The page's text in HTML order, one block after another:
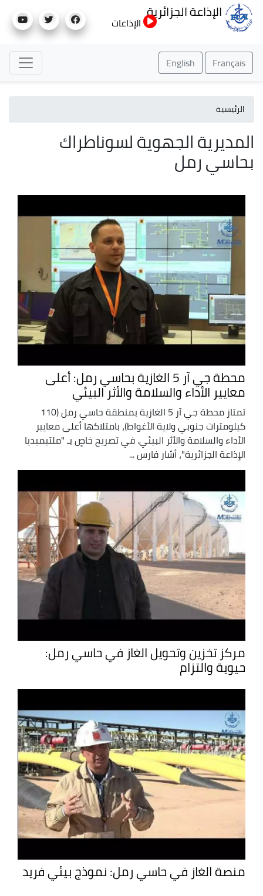
إلى
الإذاعة الجزائرية
الإذاعات
Français
English
الرئيسية
المديرية الجهوية لسوناطراك
بحاسي رمل
محطة جي آر 5 الغازية بحاسي رمل: أعلى
معايير الأداء والسلامة والأثر البيئي
تمتاز محطة جي آر 5 الغازية بمنطقة حاسي رمل (110
كيلومترات جنوبي ولاية الأغواط)، بامتلاكها أعلى معايير
الأداء والسلامة والأثر البيئي. في تصريح خاصٍ بـ "ملتيميديا
الإذاعة الجزائرية"، أشار فارس ...
مركز تخزين وتحويل الغاز في حاسي رمل:
حيوية والتزام
منصة الغاز في حاسي رمل: نموذج بيئي فريد